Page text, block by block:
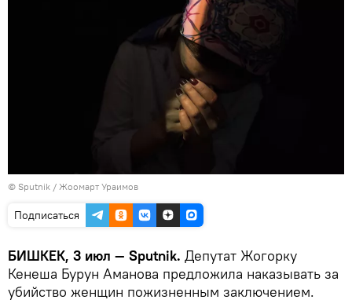
© Sputnik / Жоомарт Ураимов
Подписаться
БИШКЕК, 3 июл — Sputnik. Депутат Жогорку
Кенеша Бурун Аманова предложила наказывать за
убийство женщин пожизненным заключением.